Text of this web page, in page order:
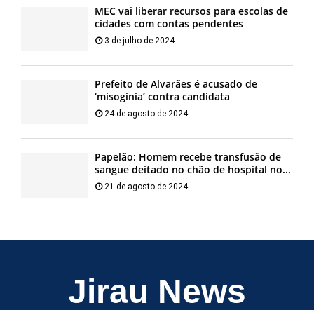
MEC vai liberar recursos para escolas de
cidades com contas pendentes
3 de julho de 2024
Prefeito de Alvarães é acusado de
‘misoginia’ contra candidata
24 de agosto de 2024
Papelão: Homem recebe transfusão de
sangue deitado no chão de hospital no...
21 de agosto de 2024
Jirau News